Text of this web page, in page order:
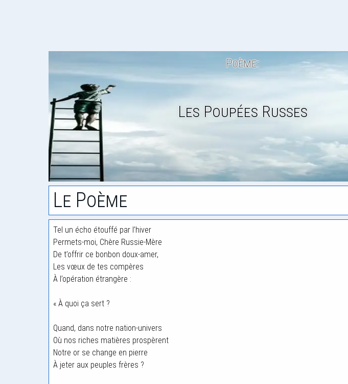
Poème:
Les Poupées Russes
Le Poème
Tel un écho étouffé par l’hiver
Permets-moi, Chère Russie-Mère
De t’offrir ce bonbon doux-amer,
Les vœux de tes compères
À l’opération étrangère :
« À quoi ça sert ?
Quand, dans notre nation-univers
Où nos riches matières prospèrent
Notre or se change en pierre
À jeter aux peuples frères ?